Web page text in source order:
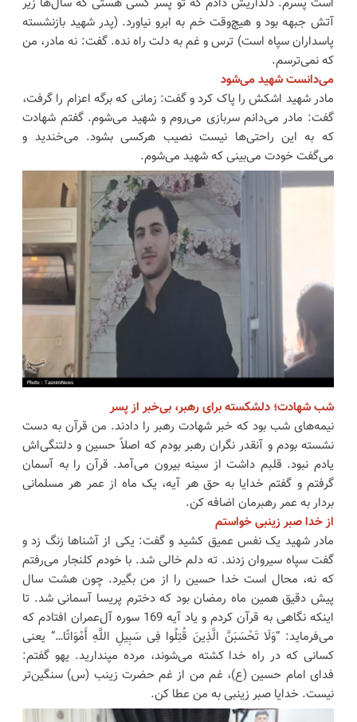
آتش جبهه بود و هیچ‌وقت خم به ابرو نیاورد. (پدر شهید بازنشسته
پاسداران سپاه است) ترس و غم به دلت راه نده. گفت: نه مادر، من
که نمی‌ترسم.
می‌دانست شهید می‌شود
مادر شهید اشکش را پاک کرد و گفت: زمانی که برگه اعزام را گرفت،
گفت: مادر می‌دانم سربازی می‌روم و شهید می‌شوم. گفتم شهادت
که به این راحتی‌ها نیست نصیب هرکسی بشود. می‌خندید و
می‌گفت خودت می‌بینی که شهید می‌شوم.
شب شهادت؛ دلشکسته برای رهبر، بی‌خبر از پسر
نیمه‌های شب بود که خبر شهادت رهبر را دادند. من قرآن به دست
نشسته بودم و آنقدر نگران رهبر بودم که اصلاً حسین و دلتنگی‌اش
یادم نبود. قلبم داشت از سینه بیرون می‌آمد. قرآن را به آسمان
گرفتم و گفتم خدایا به حق هر آیه، یک ماه از عمر هر مسلمانی
بردار به عمر رهبرمان اضافه کن.
از خدا صبر زینبی خواستم
مادر شهید یک نفس عمیق کشید و گفت: یکی از آشناها زنگ زد و
گفت سپاه سیروان زدند. ته دلم خالی شد. با خودم کلنجار می‌رفتم
که نه، محال است خدا حسین را از من بگیرد. چون هشت سال
پیش دقیق همین ماه رمضان بود که دخترم پریسا آسمانی شد. تا
اینکه نگاهی به قرآن کردم و یاد آیه 169 سوره آل‌عمران افتادم که
می‌فرماید: “وَلَا تَحْسَبَنَّ الَّذِینَ قُتِلُوا فِی سَبِیلِ اللَّهِ أَمْوَاتًا…” یعنی
کسانی که در راه خدا کشته می‌شوند، مرده مپندارید. یهو گفتم:
فدای امام حسین (ع)، غم من از غم حضرت زینب (س) سنگین‌تر
نیست. خدایا صبر زینبی به من عطا کن.